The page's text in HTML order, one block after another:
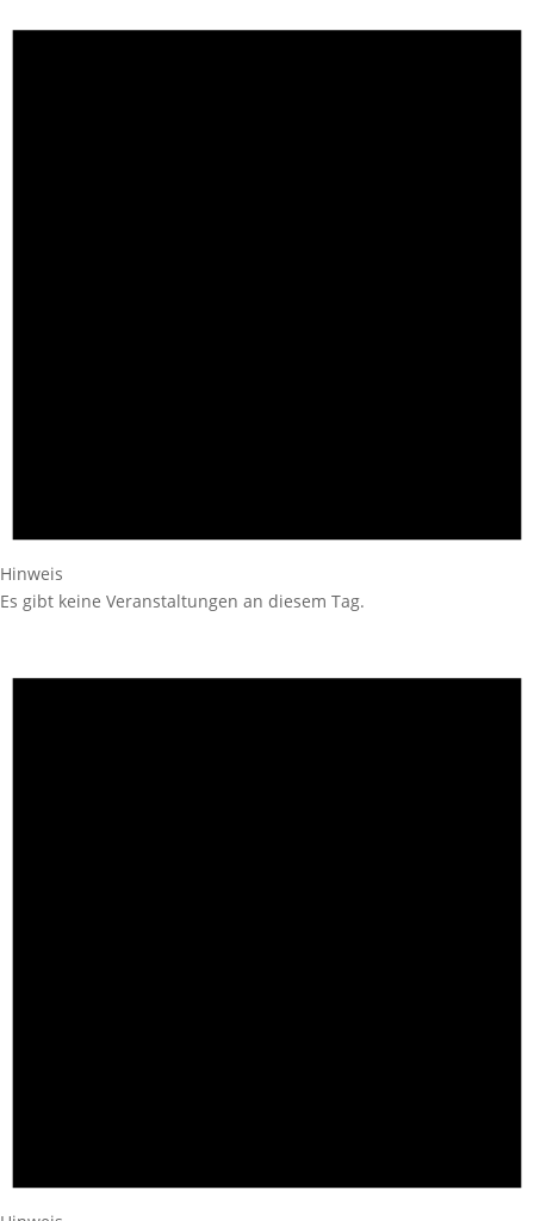
Hinweis
Es gibt keine Veranstaltungen an diesem Tag.